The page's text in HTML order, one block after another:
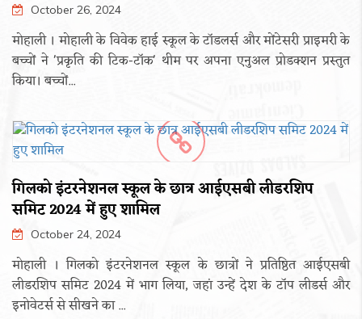
October 26, 2024
मोहाली । मोहाली के विवेक हाई स्कूल के टॉडलर्स और मोंटेसरी प्राइमरी के
बच्चों ने 'प्रकृति की टिक-टॉक' थीम पर अपना एनुअल प्रोडक्शन प्रस्तुत
किया। बच्चों...
गिलको इंटरनेशनल स्कूल के छात्र आईएसबी लीडरशिप
समिट 2024 में हुए शामिल
October 24, 2024
मोहाली । गिलको इंटरनेशनल स्कूल के छात्रों ने प्रतिष्ठित आईएसबी
लीडरशिप समिट 2024 में भाग लिया, जहां उन्हें देश के टॉप लीडर्स और
इनोवेटर्स से सीखने का ...